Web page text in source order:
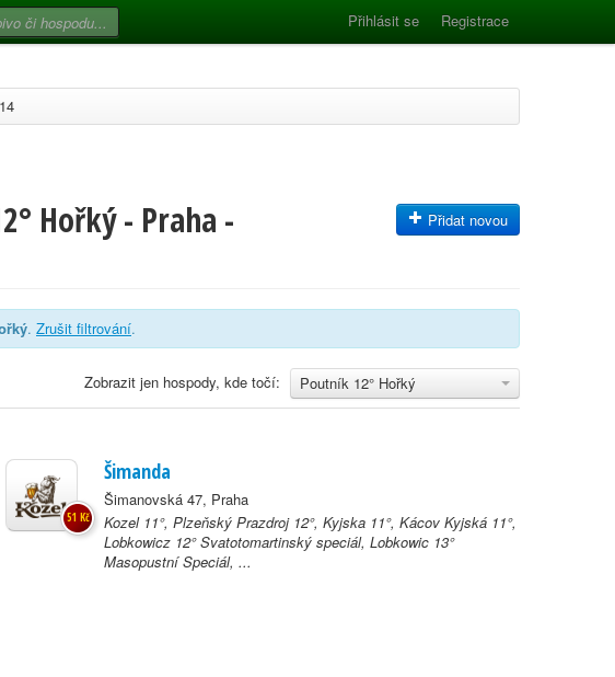
Přihlásit se Registrace
Hořký - Praha - Přidat novou
. Zrušit filtrování.
Poutník 12° Hořký
Zobrazit jen hospody, kde točí:
Šimanda
Šimanovská 47, Praha
Kozel 11°, Plzeňský Prazdroj 12°, Kyjska 11°, Kácov Kyjská 11°,
Lobkowicz 12° Svatotomartinský speciál, Lobkowic 13°
Masopustní Speciál, ...
51 Kč